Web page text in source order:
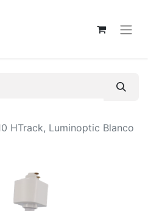
HTrack, Luminoptic Blanco